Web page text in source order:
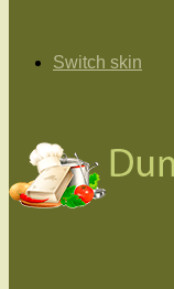
Switch skin